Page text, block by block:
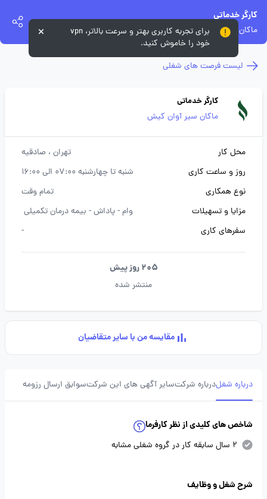
کارگر خدماتی
ماکان سیر آوان کیش
لیست فرصت های شغلی
کارگر خدماتی
ماکان سیر آوان کیش
محل کار تهران ، صادقیه
روز و ساعت کاری
شنبه تا چهارشنبه 07:00 الی 16:00
نوع همکاری
تمام وقت
مزایا و تسهیلات
وام -پاداش - بیمه درمان تکمیلی
سفرهای کاری
-
205 روز پیش
منتشر شده
مقایسه من با سایر متقاضیان
درباره شغلدرباره شرکتسایر آگهی های این شرکتسوابق ارسال رزومه
شاخص های کلیدی از نظر کارفرما
2 سال سابقه کار در گروه شغلی مشابه
شرح شغل و وظایف
برای تجربه کاربری بهتر و سرعت بالاتر، vpn
خود را خاموش کنید.